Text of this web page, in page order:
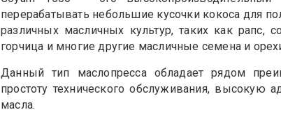
перерабатывать небольшие кусочки кокоса для
различных масличных культур, таких как рапс,
горчица и многие другие масличные семена и
Данный тип маслопресса обладает рядом
простоту технического обслуживания, высокую
масла.